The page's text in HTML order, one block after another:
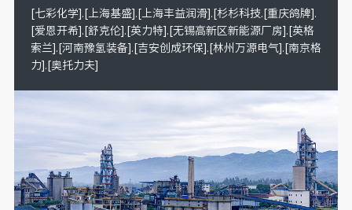
[七彩化学].[上海基盛].[上海丰益润滑].[杉杉科技.[重庆鸽牌].
[爱恩开希].[舒克伦].[英力特].[无锡高新区新能源厂房].[英格
索兰].[河南豫氢装备].[吉安创成环保].[林州万源电气].[南京格
力].[奥托力夫]